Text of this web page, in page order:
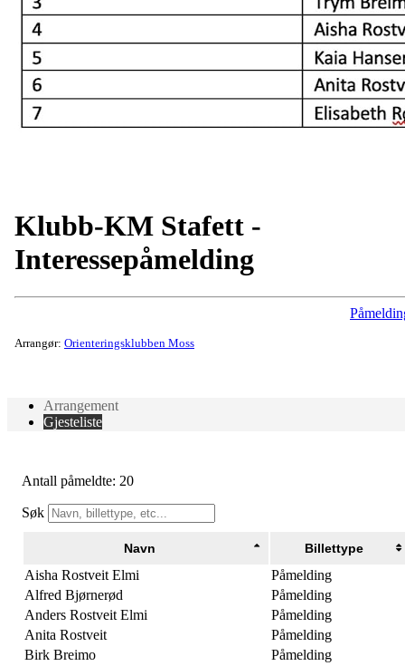
Klubb-KM Stafett -
Interessepåmelding
Arrangør: Orienteringsklubben Moss
Arrangement
Gjesteliste
Antall påmeldte: 20
Søk
Navn Billettype
Aisha Rostveit Elmi
Påmelding
Alfred Bjørnerød
Påmelding
Anders Rostveit Elmi
Påmelding
Anita Rostveit
Påmelding
Birk Breimo
Påmelding